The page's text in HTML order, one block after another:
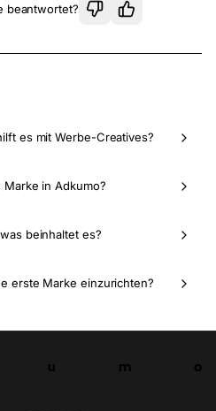
beantwortet?
es mit Werbe-Creatives?
in Adkumo?
beinhaltet es?
erste Marke einzurichten?
u m
o